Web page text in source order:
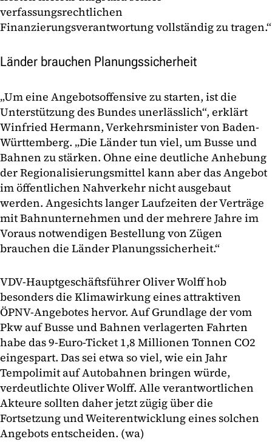
verfassungsrechtlichen
Finanzierungsverantwortung vollständig zu tragen.“
Länder brauchen Planungssicherheit
„Um eine Angebotsoffensive zu starten, ist die
Unterstützung des Bundes unerlässlich“, erklärt
Winfried Hermann, Verkehrsminister von Baden-
Württemberg. „Die Länder tun viel, um Busse und
Bahnen zu stärken. Ohne eine deutliche Anhebung
der Regionalisierungsmittel kann aber das Angebot
im öffentlichen Nahverkehr nicht ausgebaut
werden. Angesichts langer Laufzeiten der Verträge
mit Bahnunternehmen und der mehrere Jahre im
Voraus notwendigen Bestellung von Zügen
brauchen die Länder Planungssicherheit.“
VDV-Hauptgeschäftsführer Oliver Wolff hob
besonders die Klimawirkung eines attraktiven
ÖPNV-Angebotes hervor. Auf Grundlage der vom
Pkw auf Busse und Bahnen verlagerten Fahrten
habe das 9-Euro-Ticket 1,8 Millionen Tonnen CO2
eingespart. Das sei etwa so viel, wie ein Jahr
Tempolimit auf Autobahnen bringen würde,
verdeutlichte Oliver Wolff. Alle verantwortlichen
Akteure sollten daher jetzt zügig über die
Fortsetzung und Weiterentwicklung eines solchen
Angebots entscheiden. (wa)